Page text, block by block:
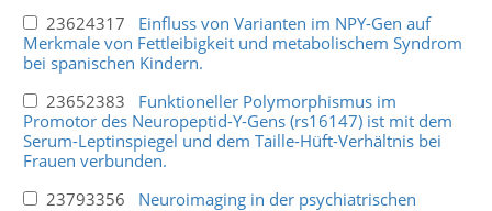
23624317 Einfluss von Varianten im NPY-Gen auf
Merkmale von Fettleibigkeit und metabolischem Syndrom
bei spanischen Kindern.
23652383 Funktioneller Polymorphismus im
Promotor des Neuropeptid-Y-Gens (rs16147) ist mit dem
Serum-Leptinspiegel und dem Taille-Hüft-Verhältnis bei
Frauen verbunden.
23793356 Neuroimaging in der psychiatrischen